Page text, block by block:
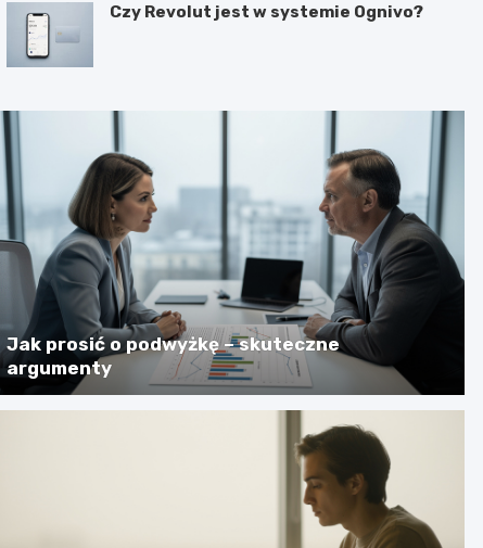
Czy Revolut jest w systemie Ognivo?
Jak prosić o podwyżkę – skuteczne
argumenty